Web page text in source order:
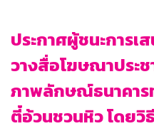
ประกาศผู้ชนะการเ
วางสื่อโฆษณาประ
ภาพลักษณ์ธนาคาร
ตี๋อ้วนชวนหิว โดยวิ